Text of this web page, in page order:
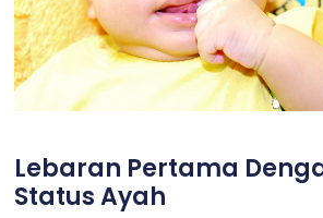
Lebaran Pertama
Status Ayah